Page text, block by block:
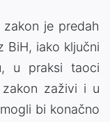
je predah
BiH, iako ključni
u praksi taoci
zakon zaživi i u
bi konačno